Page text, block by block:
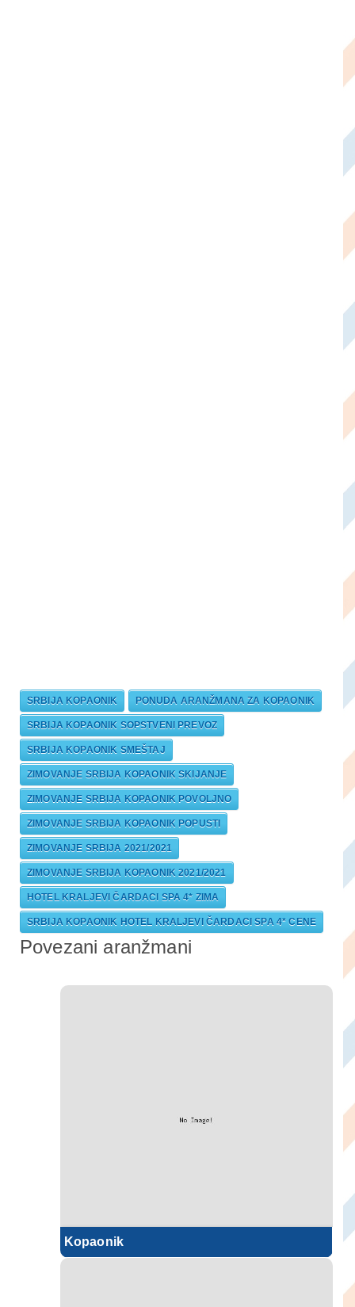
SRBIJA KOPAONIK PONUDA ARANŽMANA ZA KOPAONIK
SRBIJA KOPAONIK SOPSTVENI PREVOZ
SRBIJA KOPAONIK SMEŠTAJ
ZIMOVANJE SRBIJA KOPAONIK SKIJANJE
ZIMOVANJE SRBIJA KOPAONIK POVOLJNO
ZIMOVANJE SRBIJA KOPAONIK POPUSTI
ZIMOVANJE SRBIJA 2021/2021
ZIMOVANJE SRBIJA KOPAONIK 2021/2021
HOTEL KRALJEVI ČARDACI SPA 4* ZIMA
SRBIJA KOPAONIK HOTEL KRALJEVI ČARDACI SPA 4* CENE
Povezani aranžmani
Kopaonik